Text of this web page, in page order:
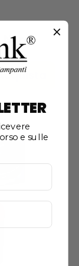
Nero
e sulle